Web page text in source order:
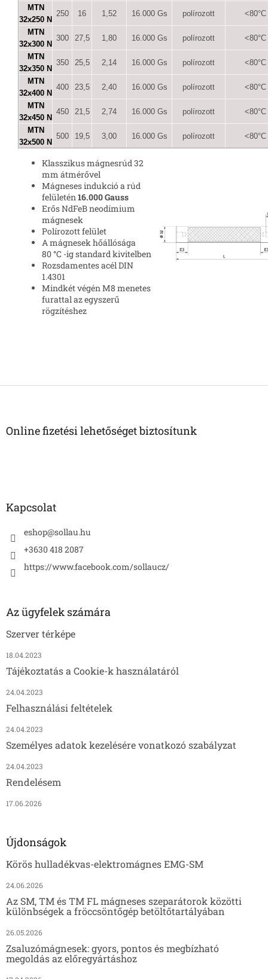
MTN
32x250 N
250 16 1,52 16.000 Gs polírozott <80°C
MTN
32x300 N
300 27,5 1,80 16.000 Gs polírozott <80°C
MTN
32x350 N
350 25,5 2,14 16.000 Gs polírozott <80°C
MTN
32x400 N
400 23,5 2,40 16.000 Gs polírozott <80°C
MTN
32x450 N
450 21,5 2,74 16.000 Gs polírozott <80°C
MTN
32x500 N
500 19,5 3,00 16.000 Gs polírozott <80°C
Klasszikus mágnesrúd 32
mm átmérővel
Mágneses indukció a rúd
felületén16.000 Gauss
Erős NdFeB neodímium
mágnesek
Polírozott felület
A mágnesek hőállósága
80°C -ig standard kivitelben
Rozsdamentes acél DIN
1.4301
Mindkét végén M8 menetes
furattal az egyszerű
rögzítéshez
L
Online fizetési lehetőséget biztosítunk
Kapcsolat
eshop@sollau.hu
+3630 418 2087
https://www.facebook.com/sollaucz/
Az ügyfelek számára
Szerver térképe
18.04.2023
Tájékoztatás a Cookie-k használatáról
24.04.2023
Felhasználási feltételek
24.04.2023
Személyes adatok kezelésére vonatkozó szabályzat
24.04.2023
Rendelésem
17.06.2026
Újdonságok
Körös hulladékvas-elektromágnes EMG-SM
24.06.2026
Az SM, TM és TM FL mágneses szeparátorok közötti
különbségek a fröccsöntőgép betöltőtartályában
26.05.2026
Zsaluzómágnesek: gyors, pontos és megbízható
megoldás az előregyártáshoz